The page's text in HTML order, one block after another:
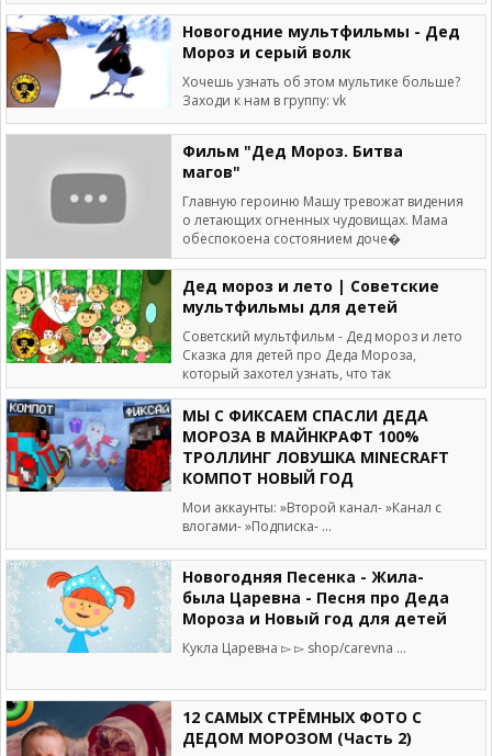
Новогодние мультфильмы - Дед
Мороз и серый волк
Хочешь узнать об этом мультике больше?
Заходи к нам в группу: vk
Фильм "Дед Мороз. Битва
магов"
Главную героиню Машу тревожат видения
о летающих огненных чудовищах. Мама
обеспокоена состоянием доче�
Дед мороз и лето | Советские
мультфильмы для детей
Советский мультфильм - Дед мороз и лето
Сказка для детей про Деда Мороза,
который захотел узнать, что так
МЫ С ФИКСАЕМ СПАСЛИ ДЕДА
МОРОЗА В МАЙНКРАФТ 100%
ТРОЛЛИНГ ЛОВУШКА MINECRAFT
КОМПОТ НОВЫЙ ГОД
Мои аккаунты: »Второй канал- »Канал с
влогами- »Подписка- ...
Новогодняя Песенка - Жила-
была Царевна - Песня про Деда
Мороза и Новый год для детей
Кукла Царевна ▻ ▻ shop/carevna ...
12 САМЫХ СТРЁМНЫХ ФОТО С
ДЕДОМ МОРОЗОМ (Часть 2)